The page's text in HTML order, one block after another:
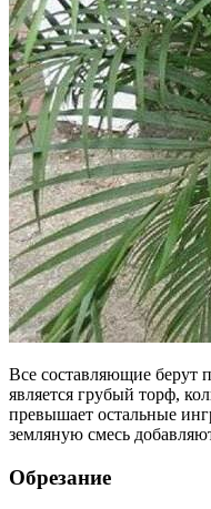
Все составляющие берут
является грубый торф,
превышает остальные
земляную смесь
Обрезание